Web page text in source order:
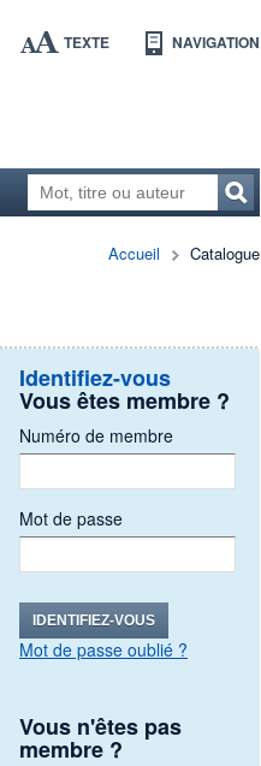
TEXTE NAVIGATION
Accueil Catalogue
Identifiez-vous
Vous êtes membre ?
Numéro de membre
Mot de passe
IDENTIFIEZ-VOUS
Mot de passe oublié ?
Vous n'êtes pas
membre ?